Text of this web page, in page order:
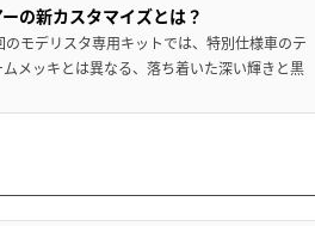
の新カスタマイズとは？
モデリスタ専用キットでは、特別仕様車のテ
メッキとは異なる、落ち着いた深い輝きと黒